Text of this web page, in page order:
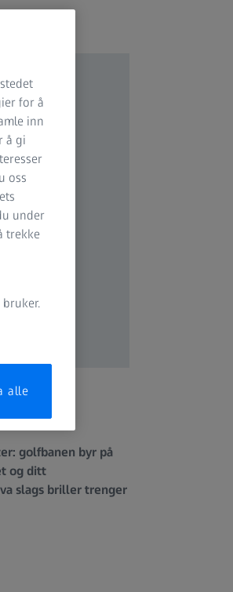
golfbanen byr på
og ditt
slags briller trenger
for å
inn
å gi
oss
under
trekke
alle